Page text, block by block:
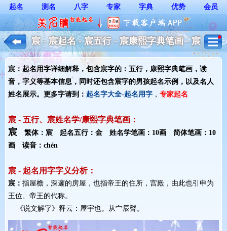
起名 测名 八字 专家 字典 优势 会员
宸 - 宸起名 - 宸五行 - 宸康熙字典笔画 - 宸
起名用字解释 - 男孩起名
宸：起名用字详细解释，包含宸字的：五行，康熙字典笔画，读
音，字义等基本信息，同时还包含宸字的男孩起名示例，以及名人
姓名展示。更多字请到： 起名字大全-起名用字 ， 专家起名
宸 - 五行、宸姓名学/康熙字典笔画：
宸 繁体：宸 起名五行：金 姓名学笔画：10画 简体笔画：10
画 读音：chén
宸 - 起名用字字义分析：
宸： 指屋檐，深邃的房屋，也指帝王的住所，宫殿，由此也引申为
王位、帝王的代称。
《说文解字》释云：屋宇也。从宀辰聲。